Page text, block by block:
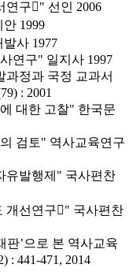
연구" 선인 2006
1999
사 1977
연구" 일지사 1997
과정과 국정 교과서
: 2001
대한 고찰" 한국문
검토" 역사교육연구
유발행제" 국사편찬
개선연구" 국사편찬
판’으로 본 역사교육
: 441-471, 2014